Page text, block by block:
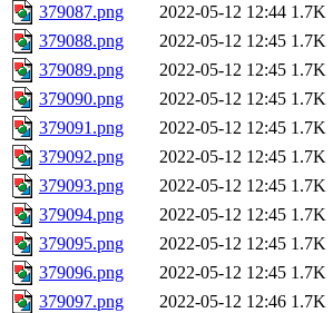
379087.png
2022-05-12 12:44 1.7K
379088.png
2022-05-12 12:45 1.7K
379089.png
2022-05-12 12:45 1.7K
379090.png
2022-05-12 12:45 1.7K
379091.png
2022-05-12 12:45 1.7K
379092.png
2022-05-12 12:45 1.7K
379093.png
2022-05-12 12:45 1.7K
379094.png
2022-05-12 12:45 1.7K
379095.png
2022-05-12 12:45 1.7K
379096.png
2022-05-12 12:45 1.7K
379097.png
2022-05-12 12:46 1.7K